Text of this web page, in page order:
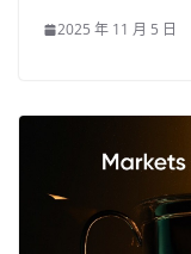
2025 年 11 月 5 日